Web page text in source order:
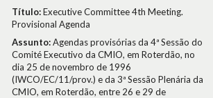
Título:Executive Committee 4th Meeting.
Provisional Agenda
Assunto:Agendas provisórias da 4ª Sessão do
Comité Executivo da CMIO, em Roterdão, no
dia 25 de novembro de 1996
(IWCO/EC/11/prov.) e da 3ª Sessão Plenária da
CMIO, em Roterdão, entre 26 e 29 de